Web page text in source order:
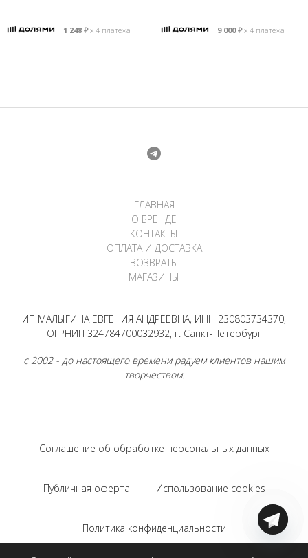
1 248 ₽х 4 платежа 9 000₽х 4 платежа
ГЛАВНАЯ
О БРЕНДЕ
КОНТАКТЫ
ОПЛАТА И ДОСТАВКА
ВОЗВРАТЫ
МАГАЗИНЫ
ИП МАЛЫГИНА ЕВГЕНИЯ АНДРЕЕВНА, ИНН 230803734370,
ОГРНИП 324784700032932, г. Санкт-Петербург
с 2002 - до настоящего времени радуем клиентов нашим
творчеством.
Соглашение об обработке персональных данных
Публичная оферта Использование cookies
Политика конфиденциальности